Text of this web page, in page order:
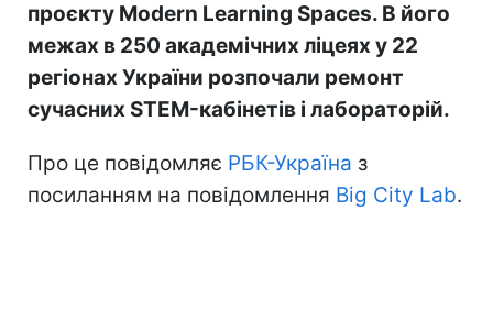
проєкту Modern Learning Spaces. В його
межах в 250 академічних ліцеях у 22
регіонах України розпочали ремонт
сучасних STEM-кабінетів і лабораторій.
Про це повідомляє РБК-Україна з
посиланням на повідомлення Big City Lab.